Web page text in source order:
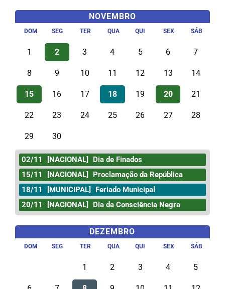
NOVEMBRO
DOM SEG TER QUA QUI SEX SÁB
1 2 3 4 5 6 7
8 9 10 11 12 13 14
15 16 17 18 19 20 21
22 23 24 25 26 27 28
29 30
02/11 [NACIONAL]
Dia de Finados
15/11
[NACIONAL]
Proclamação da República
18/11
[MUNICIPAL]
Feriado Municipal
20/11
[NACIONAL] Dia da Consciência Negra
DEZEMBRO
DOM SEG TER QUA QUI SEX SÁB
1 2 3 4 5